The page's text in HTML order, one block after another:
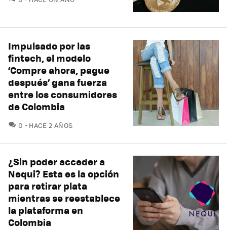
Impulsado por las
fintech, el modelo
‘Compre ahora, pague
después’ gana fuerza
entre los consumidores
de Colombia
0 COMENTARIOS
HACE 2 AÑOS
¿Sin poder acceder a
Nequi? Esta es la opción
para retirar plata
mientras se reestablece
la plataforma en
Colombia